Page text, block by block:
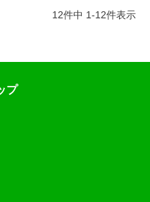
12件中 1-12件表示
プ